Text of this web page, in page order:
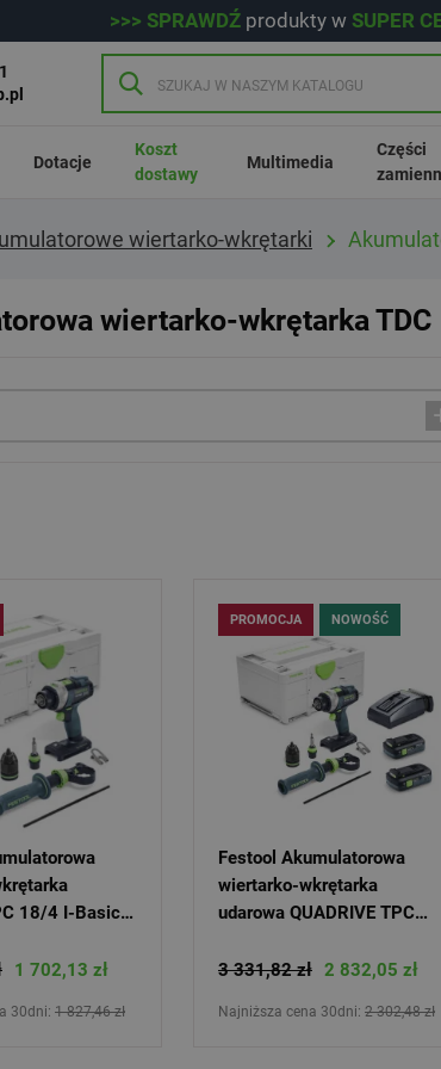
>>> SPRAWDŹprodukty w SUPER
Dotacje
Koszt
dostawy
Multimedia
Części
wiertarko-wkrętarki
wiertarko-wkrętarka TDC
18/4 I-Basic
1 702,13 zł
30dni: 1 827,46 zł
PROMOCJA NOWOŚĆ
Festool Akumulatorowa
wiertarko-wkrętarka
udarowa QUADRIVE TPC
3 331,82 zł 2 832,05 zł
Najniższa cena 30dni: 2 302,48 zł